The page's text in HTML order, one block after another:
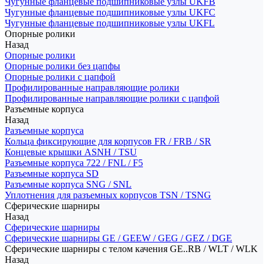
Чугунные фланцевые подшипниковые узлы UKFC
Чугунные фланцевые подшипниковые узлы UKFL
Опорные ролики
Назад
Опорные ролики
Опорные ролики без цапфы
Опорные ролики с цапфой
Профилированные направляющие ролики
Профилированные направляющие ролики с цапфой
Разъемные корпуса
Назад
Разъемные корпуса
Кольца фиксирующие для корпусов FR / FRB / SR
Концевые крышки ASNH / TSU
Разъемные корпуса 722 / FNL / F5
Разъемные корпуса SD
Разъемные корпуса SNG / SNL
Уплотнения для разъемных корпусов TSN / TSNG
Сферические шарниры
Назад
Сферические шарниры
Сферические шарниры GE / GEEW / GEG / GEZ / DGE
Сферические шарниры с телом качения GE..RB / WLT / WLK
Назад